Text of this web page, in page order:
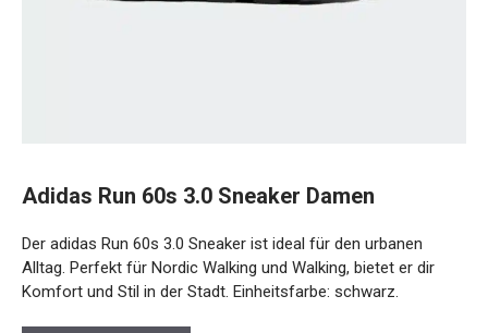
Adidas Run 60s 3.0 Sneaker Damen
Der adidas Run 60s 3.0 Sneaker ist ideal für den urbanen
Alltag. Perfekt für Nordic Walking und Walking, bietet er dir
Komfort und Stil in der Stadt. Einheitsfarbe: schwarz.